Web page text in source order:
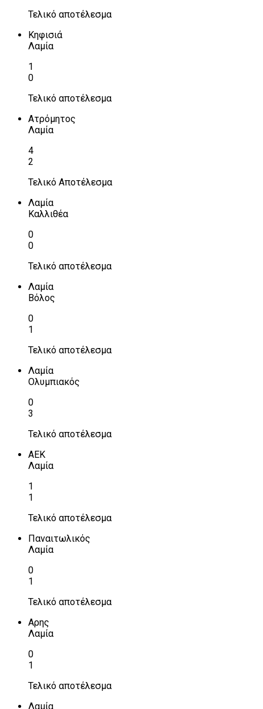
Τελικό αποτέλεσμα
Κηφισιά
Λαμία
1
0
Τελικό αποτέλεσμα
Ατρόμητος
Λαμία
4
2
Τελικό Αποτέλεσμα
Λαμία
Καλλιθέα
0
0
Τελικό αποτέλεσμα
Λαμία
Βόλος
0
1
Τελικό αποτέλεσμα
Λαμία
Ολυμπιακός
0
3
Τελικό αποτέλεσμα
ΑΕΚ
Λαμία
1
1
Τελικό αποτέλεσμα
Παναιτωλικός
Λαμία
0
1
Τελικό αποτέλεσμα
Αρης
Λαμία
0
1
Τελικό αποτέλεσμα
Λαμία